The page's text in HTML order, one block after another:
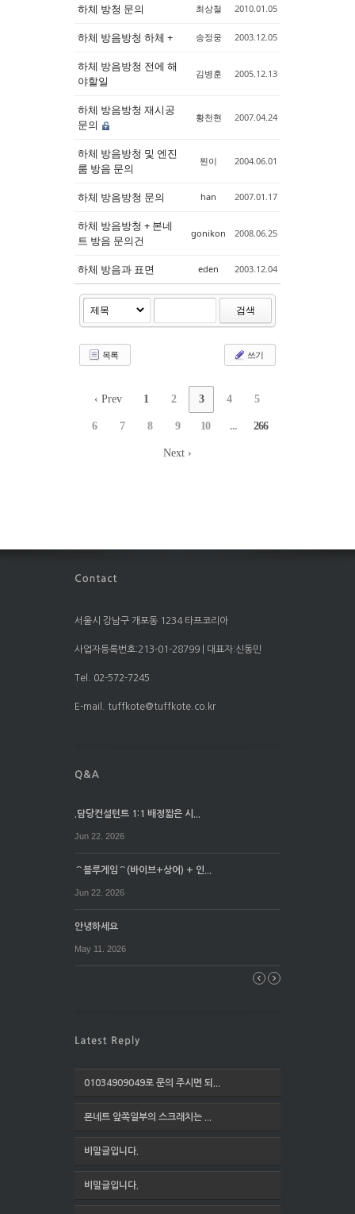
하체 방청 문의 최상철 2010.01.05
하체 방음방청 하체 + 송정웅 2003.12.05
하체 방음방청 전에 해
야할일
김병훈 2005.12.13
하체 방음방청 재시공
문의
황천현 2007.04.24
하체 방음방청 및 엔진
룸 방음 문의
찐이 2004.06.01
하체 방음방청 문의 han 2007.01.17
하체 방음방청 + 본네
트 방음 문의건
gonikon 2008.06.25
하체 방음과 표면 eden 2003.12.04
검색
목록 쓰기
‹ Prev 1 2 3 4 5
6 7 8 9 10 ... 266
Next ›
서울시 강남구 개포동 1234 타프코리아
사업자등록번호:213-01-28799 | 대표자:신동민
Tel. 02-572-7245
E-mail. tuffkote@tuffkote.co.kr
.담당컨설턴트 1:1 배정짧은 시...
Jun 22. 2026
⌒블루게임⌒(바이브+상어) + 인...
Jun 22. 2026
안녕하세요
May 11. 2026
01034909049로 문의 주시면 되...
본네트 앞쪽일부의 스크래치는 ...
비밀글입니다.
비밀글입니다.